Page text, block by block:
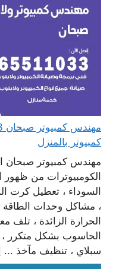
كمبيوتر بالمنزل
مهندس كمبيوتر صبحان
الكومبيوترات من
السوداء ، تعطيل كرت
، مشاكل وحدات الطاقة
الحرارة الزائدة ، تلف
الحاسوب بشكل متكرر ،
سبلاي ، تنظيف مآخذ ...